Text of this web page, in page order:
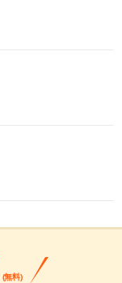
(無料)